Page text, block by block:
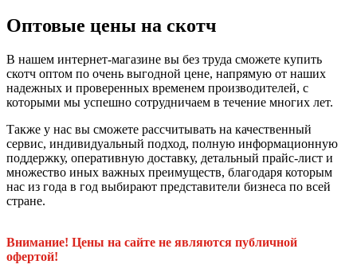
Оптовые цены на скотч
В нашем интернет-магазине вы без труда сможете купить
скотч оптом по очень выгодной цене, напрямую от наших
надежных и проверенных временем производителей, с
которыми мы успешно сотрудничаем в течение многих лет.
Также у нас вы сможете рассчитывать на качественный
сервис, индивидуальный подход, полную информационную
поддержку, оперативную доставку, детальный прайс-лист и
множество иных важных преимуществ, благодаря которым
нас из года в год выбирают представители бизнеса по всей
стране.
Внимание! Цены на сайте не являются публичной
офертой!